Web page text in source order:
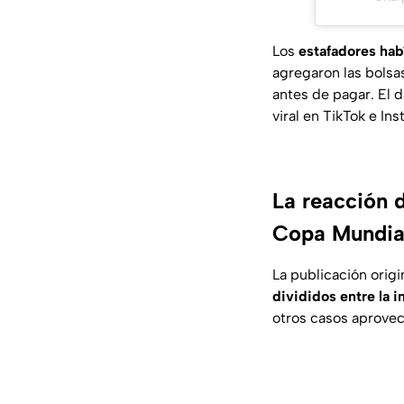
Los estafadores
agregaron las
antes de pagar. El
viral en TikTok e
La reacción
Copa
La publicación
divididos entre la
otros casos